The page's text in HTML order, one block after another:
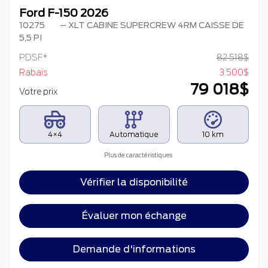
Ford F-150 2026
10275
– XLT CABINE SUPERCREW 4RM CAISSE DE
5,5 PI
PDSF* 82 518$
Rabais
3 500$
Votre prix
79 018$
4×4 Automatique 10 km
Plus de caractéristiques
Vérifier la disponibilité
Évaluer mon échange
Demande d'informations